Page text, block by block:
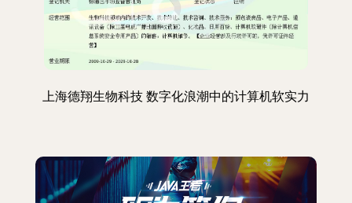
上海德翔生物科技 数字化浪潮中的计算机软实力